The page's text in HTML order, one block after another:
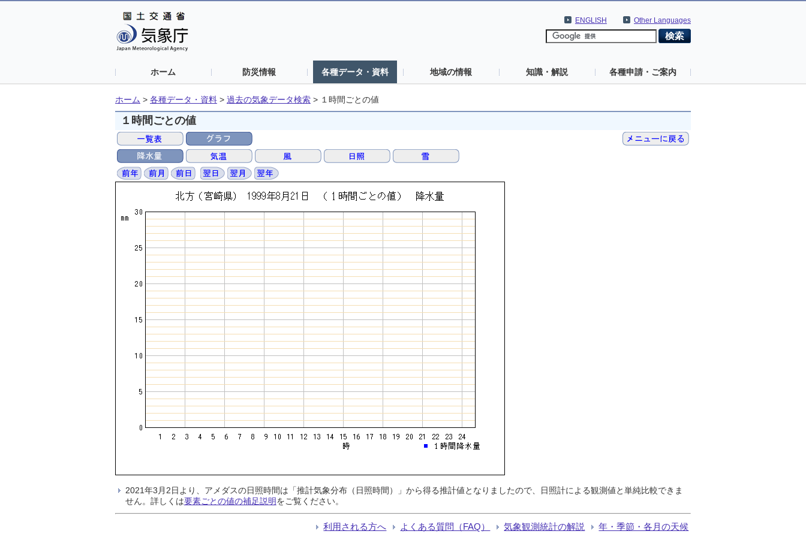
Other Languages
ENGLISH
ホーム 防災情報 各種データ・資料 地域の情報 知識・解説 各種申請・ご案内
ホーム > 各種データ・資料 > 過去の気象データ検索 > １時間ごとの値
１時間ごとの値
2021年3月2日より、アメダスの日照時間は「推計気象分布（日照時間）」から得る推計値となりましたので、日照計による観測値と単純比較できま
せん。詳しくは要素ごとの値の補足説明をご覧ください。
利用される方へ よくある質問（FAQ） 気象観測統計の解説 年・季節・各月の天候